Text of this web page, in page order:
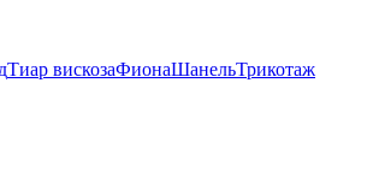
Тиар вискозаФионаШанельТрикотаж